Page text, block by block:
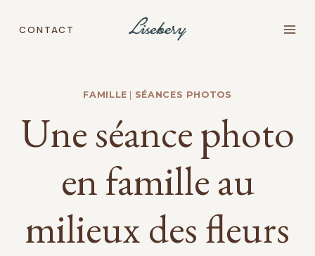
CONTACT
FAMILLE SÉANCES PHOTOS
Une séance photo
en famille au
milieux des fleurs